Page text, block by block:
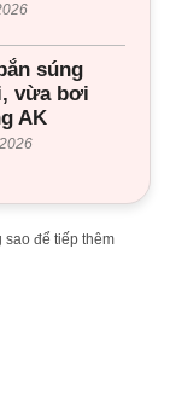
súng
vừa bơi
AK
sao để tiếp thêm